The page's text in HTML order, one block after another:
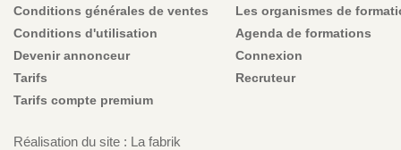
Conditions générales de ventes
Conditions d'utilisation
Devenir annonceur
Tarifs
Tarifs compte premium
Les organismes de
Agenda de formations
Connexion
Recruteur
Réalisation du site : La fabrik